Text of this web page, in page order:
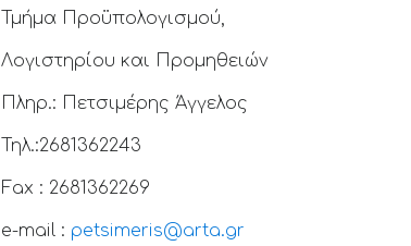
Τμήμα Προϋπολογισμού,
Λογιστηρίου και Προμηθειών
Πληρ.: Πετσιμέρης Άγγελος
Τηλ.:2681362243
Fax : 2681362269
e-mail : petsimeris@arta.gr